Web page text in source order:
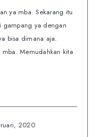
ya mba. Sekarang itu
gampang ya dengan
bisa dimana aja.
Memudahkan kita
2020